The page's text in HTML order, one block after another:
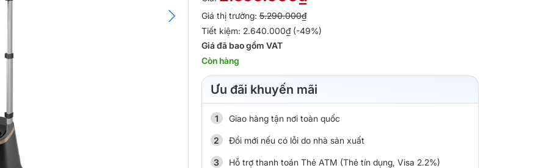
Giá thị trường:5.290.000₫
Tiết kiệm: 2.640.000₫ (-49%)
Giá đã bao gồm VAT
Còn hàng
Ưu đãi khuyến mãi
Giao hàng tận nơi toàn quốc
Đổi mới nếu có lỗi do nhà sản xuất
Hỗ trợ thanh toán Thẻ ATM (Thẻ tín dụng, Visa 2.2%)